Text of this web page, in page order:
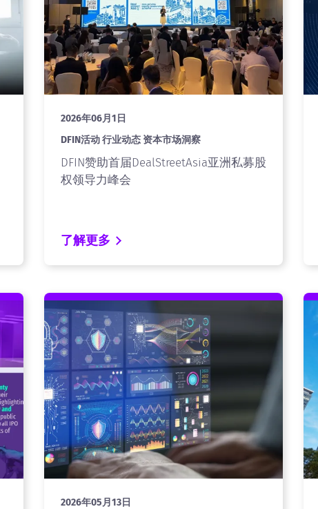
2026年06月1日
DFIN活动 行业动态 资本市场洞察
DFIN赞助首届DealStreetAsia亚洲私募股
权领导力峰会
了解更多
2026年05月13日